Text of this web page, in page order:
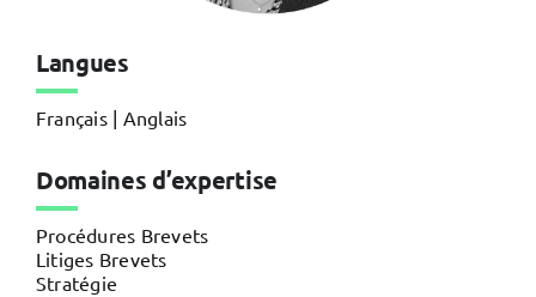
Langues
Français | Anglais
Domaines d’expertise
Procédures Brevets
Litiges Brevets
Stratégie